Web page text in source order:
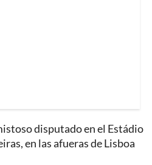
disputado en el Estádio
en las afueras de Lisboa